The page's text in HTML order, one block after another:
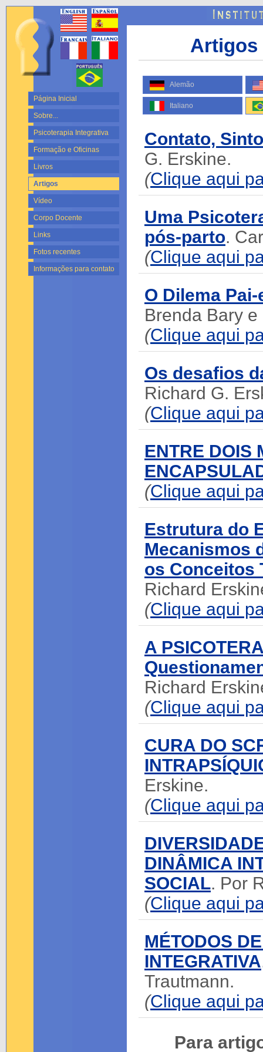
Página Inicial
Sobre...
Psicoterapia Integrativa
Formação e Oficinas
Livros
Artigos
Vídeo
Corpo Docente
Links
Fotos recentes
Informações para contato
Artigos
Alemão
Italiano
Contato,
G. Erskine.
(Clique aqui
Uma
pós-parto.
(Clique aqui
O Dilema
Brenda Bary
(Clique aqui
Os desafios
Richard G.
(Clique aqui
ENTRE DOIS
(Clique aqui
Estrutura do
Mecanismos
os Conceitos
Richard
(Clique aqui
A
Richard
(Clique aqui
CURA DO
Erskine.
(Clique aqui
DINÂMICA
SOCIAL. Por
(Clique aqui
MÉTODOS
INTEGRATIVA
Trautmann.
(Clique aqui
Para